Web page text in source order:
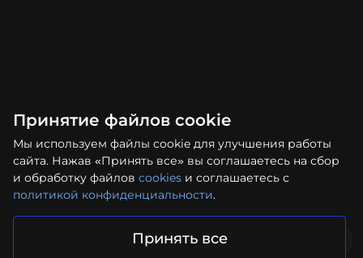
Принятие файлов cookie
Мы используем файлы cookie для улучшения работы
сайта. Нажав «Принять все» вы соглашаетесь на сбор
и обработку файлов cookies и соглашаетесь с
политикой конфиденциальности.
Принять все